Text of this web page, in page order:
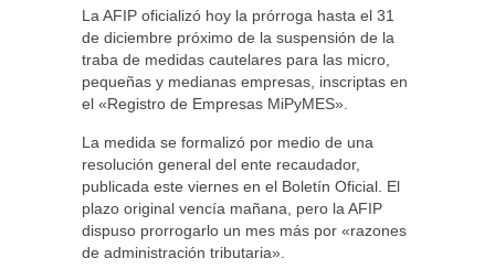
La AFIP oficializó hoy la prórroga hasta el 31
de diciembre próximo de la suspensión de la
traba de medidas cautelares para las micro,
pequeñas y medianas empresas, inscriptas en
el «Registro de Empresas MiPyMES».
La medida se formalizó por medio de una
resolución general del ente recaudador,
publicada este viernes en el Boletín Oficial. El
plazo original vencía mañana, pero la AFIP
dispuso prorrogarlo un mes más por «razones
de administración tributaria».